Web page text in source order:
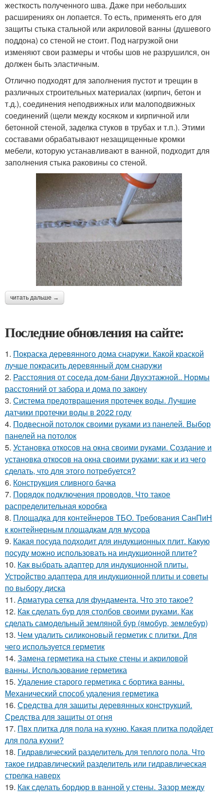
жесткость полученного шва. Даже при небольших
расширениях он лопается. То есть, применять его для
защиты стыка стальной или акриловой ванны (душевого
поддона) со стеной не стоит. Под нагрузкой они
изменяют свои размеры и чтобы шов не разрушился, он
должен быть эластичным.
Отлично подходят для заполнения пустот и трещин в
различных строительных материалах (кирпич, бетон и
т.д.), соединения неподвижных или малоподвижных
соединений (щели между косяком и кирпичной или
бетонной стеной, заделка стуков в трубах и т.п.). Этими
составами обрабатывают незащищенные кромки
мебели, которую устанавливают в ванной, подходит для
заполнения стыка раковины со стеной.
читать дальше →
Последние обновления на сайте:
1. Покраска деревянного дома снаружи. Какой краской
лучше покрасить деревянный дом снаружи
2. Расстояния от соседа дом-бани Двухэтажной.. Нормы
расстояний от забора и дома по закону
3. Система предотвращения протечек воды. Лучшие
датчики протечки воды в 2022 году
4. Подвесной потолок своими руками из панелей. Выбор
панелей на потолок
5. Установка откосов на окна своими руками. Создание и
установка откосов на окна своими руками: как и из чего
сделать, что для этого потребуется?
6. Конструкция сливного бачка
7. Порядок подключения проводов. Что такое
распределительная коробка
8. Площадка для контейнеров ТБО. Требования СанПиН
к контейнерным площадкам для мусора
9. Какая посуда подходит для индукционных плит. Какую
посуду можно использовать на индукционной плите?
10. Как выбрать адаптер для индукционной плиты.
Устройство адаптера для индукционной плиты и советы
по выбору диска
11. Арматура сетка для фундамента. Что это такое?
12. Как сделать бур для столбов своими руками. Как
сделать самодельный земляной бур (ямобур, землебур)
13. Чем удалить силиконовый герметик с плитки. Для
чего используется герметик
14. Замена герметика на стыке стены и акриловой
ванны. Использование герметика
15. Удаление старого герметика с бортика ванны.
Механический способ удаления герметика
16. Средства для защиты деревянных конструкций.
Средства для защиты от огня
17. Пвх плитка для пола на кухню. Какая плитка подойдет
для пола кухни?
18. Гидравлический разделитель для теплого пола. Что
такое гидравлический разделитель или гидравлическая
стрелка наверх
19. Как сделать бордюр в ванной у стены. Зазор между